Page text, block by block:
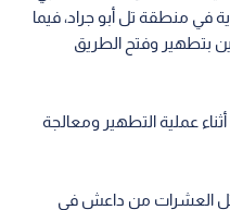
منطقة تل أبو جراد، فيما
بتطهير وفتح الطريق
أنه "تم قتل 75 إرهابيا أثناء عملية التطهير ومعالجة
العشرات من داعش في